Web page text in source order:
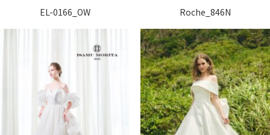
EL-0166_OW Roche_846N